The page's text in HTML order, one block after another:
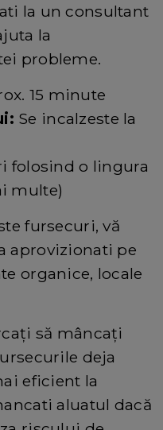
la un consultant
la
probleme.
15 minute
Se incalzeste la
folosind o lingura
multe)
fursecuri, vă
aprovizionati pe
organice, locale
să mâncați
deja
eficient la
aluatul dacă